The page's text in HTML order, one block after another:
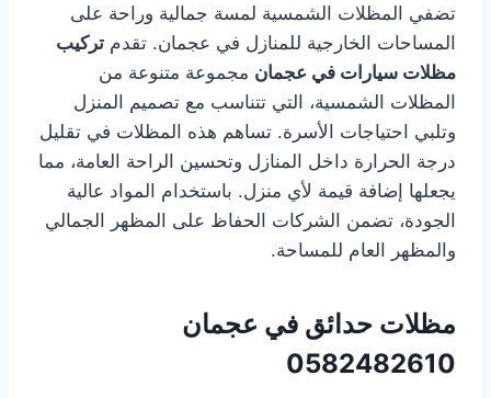
تضفي المظلات الشمسية لمسة جمالية وراحة على
المساحات الخارجية للمنازل في عجمان. تقدم تركيب
مظلات سيارات في عجمان مجموعة متنوعة من
المظلات الشمسية، التي تتناسب مع تصميم المنزل
وتلبي احتياجات الأسرة. تساهم هذه المظلات في تقليل
درجة الحرارة داخل المنازل وتحسين الراحة العامة، مما
يجعلها إضافة قيمة لأي منزل. باستخدام المواد عالية
الجودة، تضمن الشركات الحفاظ على المظهر الجمالي
والمظهر العام للمساحة.
مظلات حدائق في عجمان
0582482610